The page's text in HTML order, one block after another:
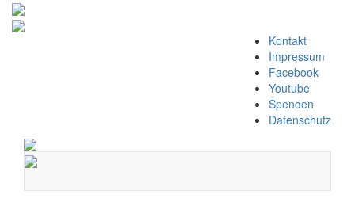
Kontakt
Impressum
Facebook
Youtube
Spenden
Datenschutz
Navigation